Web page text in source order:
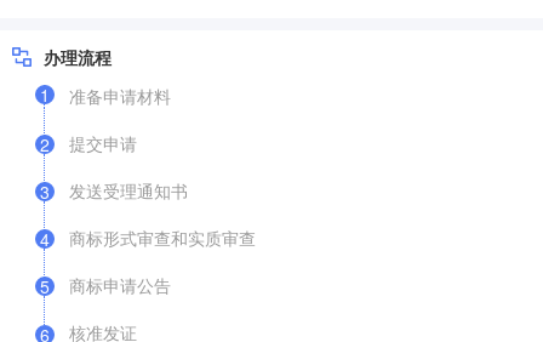
办理流程
1
准备申请材料
2
提交申请
3
发送受理通知书
4
商标形式审查和实质审查
5
商标申请公告
6 核准发证